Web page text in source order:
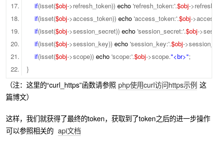
if(isset($obj->refresh_token))echo 'refresh_token:'.$obj-
if(isset($obj->access_token))echo 'access_token:'.$obj-
if(isset($obj->session_secret))echo 'session_secret:'.$obj-
if(isset($obj->session_key))echo 'session_key:'.$obj-
if(isset($obj->scope))echo 'scope:'.$obj->scope."<br>";
}
（注：这里的“curl_https”函数请参照 php使用curl访问https示例 这
篇博文）
这样，我们就获得了最终的token，获取到了token之后的进一步操作
可以参照相关的 api文档